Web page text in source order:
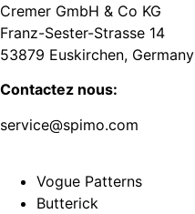
Cremer GmbH & Co KG
Franz-Sester-Strasse 14
53879 Euskirchen, Germany
Contactez nous:
service@spimo.com
Vogue Patterns
Butterick